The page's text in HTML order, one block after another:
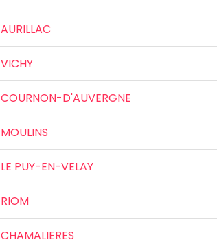
AURILLAC
VICHY
COURNON-D'AUVERGNE
MOULINS
LE PUY-EN-VELAY
RIOM
CHAMALIERES